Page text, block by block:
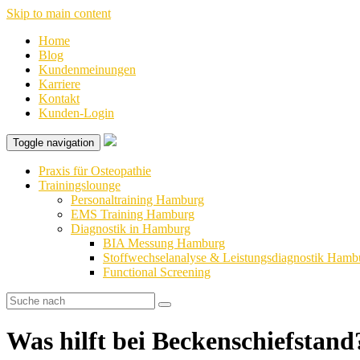
Skip to main content
Home
Blog
Kundenmeinungen
Karriere
Kontakt
Kunden-Login
Toggle navigation
Praxis für Osteopathie
Trainingslounge
Personaltraining Hamburg
EMS Training Hamburg
Diagnostik in Hamburg
BIA Messung Hamburg
Stoffwechselanalyse & Leistungsdiagnostik
Functional Screening
Was hilft bei